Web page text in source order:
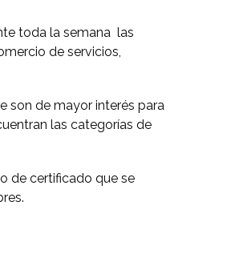
toda la semana las
de servicios,
son de mayor interés para
las categorías de
de certificado que se